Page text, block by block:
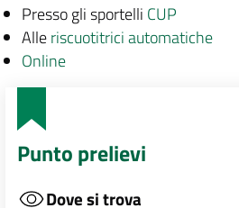
Presso gli sportelli CUP
Alleriscuotitrici automatiche
Online
Punto prelievi
Dove si trova